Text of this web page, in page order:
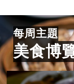
每周主題
美食博